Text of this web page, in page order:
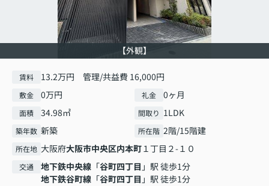
【外観】
賃料 13.2万円 管理/共益費 16,000円
敷金 0万円 礼金 0ヶ月
面積 34.98㎡ 間取り 1LDK
築年数 新築 所在階 2階/15階建
所在地 大阪府大阪市中央区内本町１丁目２-１０
交通 地下鉄中央線 「谷町四丁目 」駅 徒歩1分
地下鉄谷町線 「谷町四丁目 」駅 徒歩1分